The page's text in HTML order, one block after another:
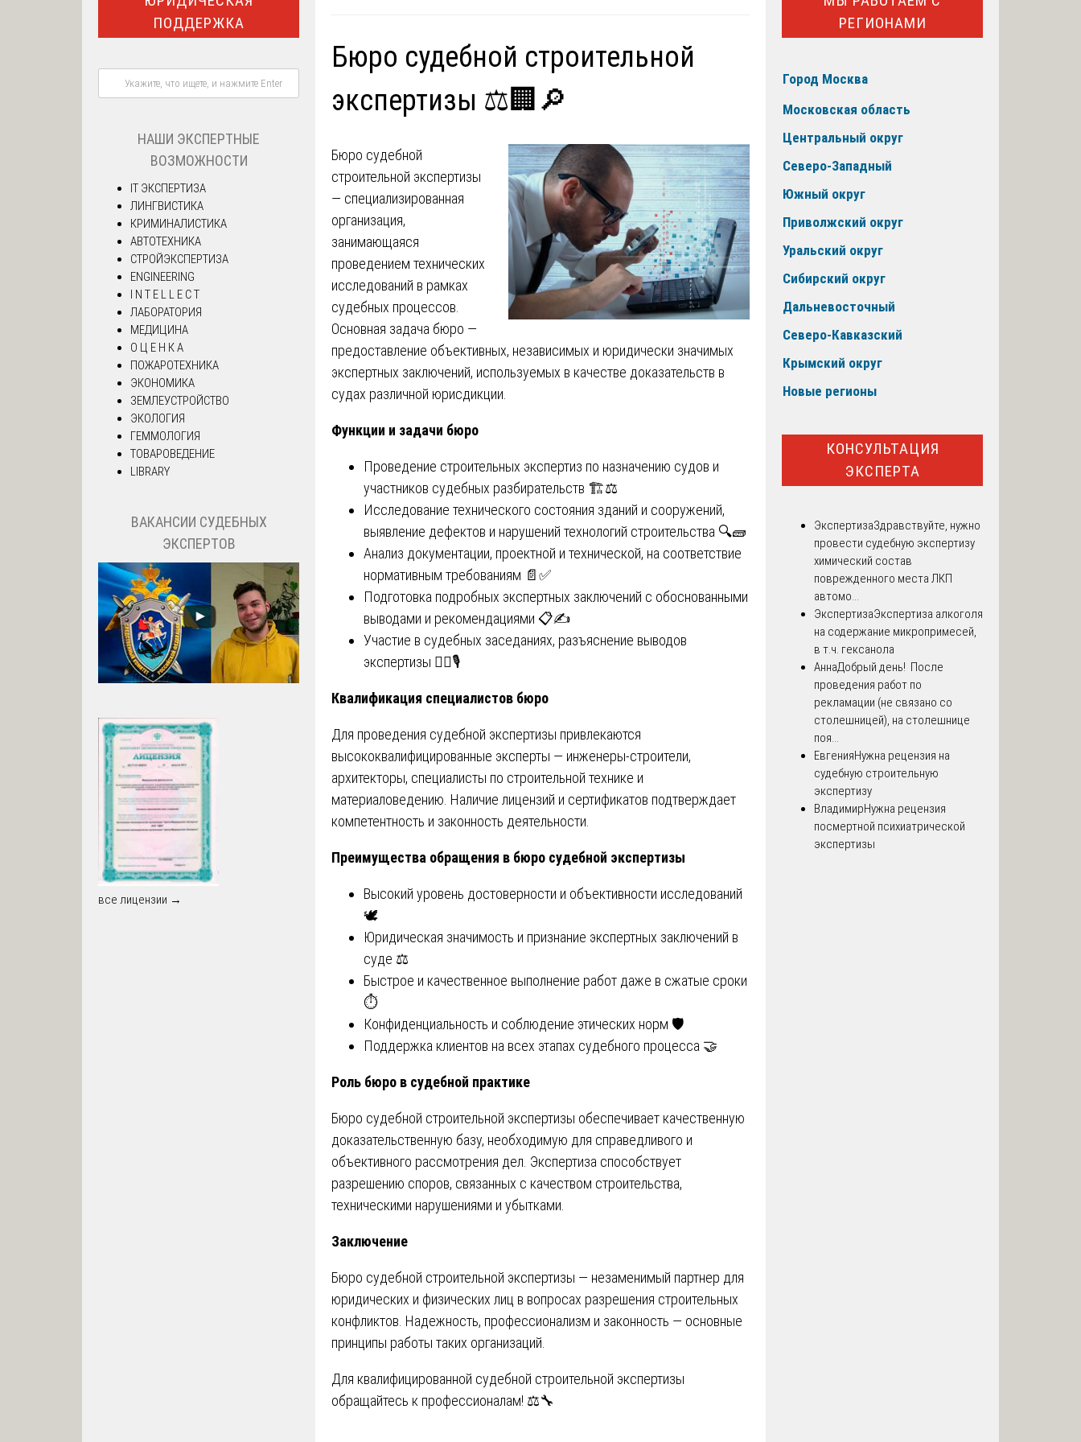
Бюро судебной строительной
экспертизы ⚖️🏢🔎
Бюро судебной
строительной экспертизы
— специализированная
организация,
занимающаяся
проведением технических
исследований в рамках
судебных процессов.
Основная задача бюро —
предоставление объективных, независимых и юридически значимых
экспертных заключений, используемых в качестве доказательств в
судах различной юрисдикции.
Функции и задачи бюро
Проведение строительных экспертиз по назначению судов и
участников судебных разбирательств 🏗️⚖️
Исследование технического состояния зданий и сооружений,
выявление дефектов и нарушений технологий строительства 🔍🧱
Анализ документации, проектной и технической, на соответствие
нормативным требованиям 📄✅
Подготовка подробных экспертных заключений с обоснованными
выводами и рекомендациями 📋✍️
Участие в судебных заседаниях, разъяснение выводов
экспертизы 👨‍⚖️🎙️
Квалификация специалистов бюро
Для проведения судебной экспертизы привлекаются
высококвалифицированные эксперты — инженеры-строители,
архитекторы, специалисты по строительной технике и
материаловедению. Наличие лицензий и сертификатов подтверждает
компетентность и законность деятельности.
Преимущества обращения в бюро судебной экспертизы
Высокий уровень достоверности и объективности исследований
🕊️
Юридическая значимость и признание экспертных заключений в
суде ⚖️
Быстрое и качественное выполнение работ даже в сжатые сроки
⏱️
Конфиденциальность и соблюдение этических норм 🛡️
Поддержка клиентов на всех этапах судебного процесса 🤝
Роль бюро в судебной практике
Бюро судебной строительной экспертизы обеспечивает качественную
доказательственную базу, необходимую для справедливого и
объективного рассмотрения дел. Экспертиза способствует
разрешению споров, связанных с качеством строительства,
техническими нарушениями и убытками.
Заключение
Бюро судебной строительной экспертизы — незаменимый партнер для
юридических и физических лиц в вопросах разрешения строительных
конфликтов. Надежность, профессионализм и законность — основные
принципы работы таких организаций.
Для квалифицированной судебной строительной экспертизы
обращайтесь к профессионалам! ⚖️🔧
ПОДДЕРЖКА
НАШИ ЭКСПЕРТНЫЕ
ВОЗМОЖНОСТИ
IT ЭКСПЕРТИЗА
ЛИНГВИСТИКА
КРИМИНАЛИСТИКА
АВТОТЕХНИКА
СТРОЙЭКСПЕРТИЗА
ENGINEERING
I N T E L L E C T
ЛАБОРАТОРИЯ
МЕДИЦИНА
О Ц Е Н К А
ПОЖАРОТЕХНИКА
ЭКОНОМИКА
ЗЕМЛЕУСТРОЙСТВО
ЭКОЛОГИЯ
ГЕММОЛОГИЯ
ТОВАРОВЕДЕНИЕ
LIBRARY
ВАКАНСИИ СУДЕБНЫХ
ЭКСПЕРТОВ
все лицензии →
РЕГИОНАМИ
Город Москва
Московская область
Центральный округ
Северо-Западный
Южный округ
Приволжский округ
Уральский округ
Сибирский округ
Дальневосточный
Северо-Кавказский
Крымский округ
Новые регионы
КОНСУЛЬТАЦИЯ
ЭКСПЕРТА
ЭкспертизаЗдравствуйте, нужно
провести судебную экспертизу
химический состав
поврежденного места ЛКП
автомо...
ЭкспертизаЭкспертиза алкоголя
на содержание микропримесей,
в т.ч. гексанола
АннаДобрый день! После
проведения работ по
рекламации (не связано со
столешницей), на столешнице
поя...
ЕвгенияНужна рецензия на
судебную строительную
экспертизу
ВладимирНужна рецензия
посмертной психиатрической
экспертизы